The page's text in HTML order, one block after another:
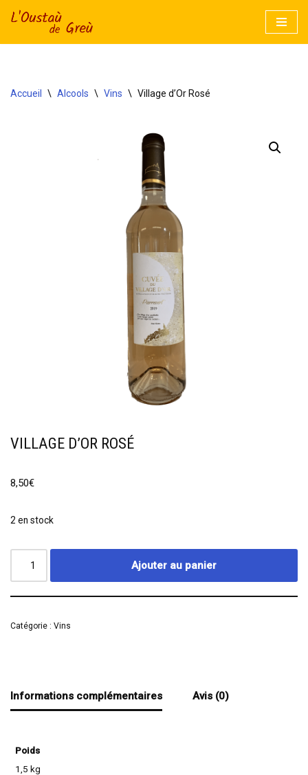
Accueil \ Alcools \ Vins \ Village d’Or Rosé
VILLAGE D’OR ROSÉ
8,50€
2 en stock
Ajouter au panier
Catégorie : Vins
Informations complémentaires Avis (0)
Poids
1,5 kg